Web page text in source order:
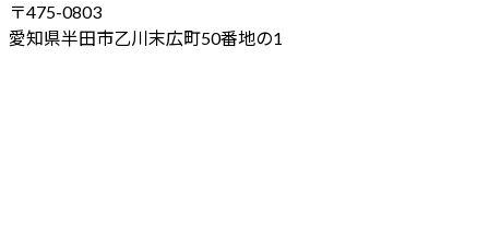
〒475-0803
愛知県半田市乙川末広町50番地の1